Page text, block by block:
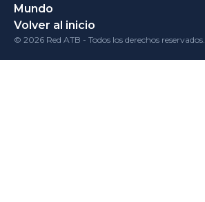
Mundo
Volver al inicio
© 2026 Red ATB - Todos los derechos reservados.